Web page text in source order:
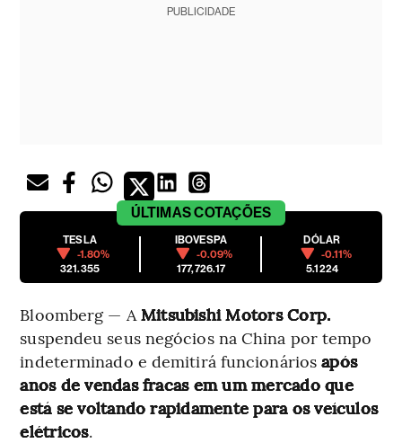
PUBLICIDADE
ÚLTIMASCOTAÇÕES
TESLA
-1.80%
321.355
IBOVESPA
-0.09%
177,726.17
DÓLAR
-0.11%
5.1224
Bloomberg — A Mitsubishi Motors Corp.
suspendeu seus negócios na China por tempo
indeterminado e demitirá funcionáriosapós
anos de vendas fracas em um mercado que
está se voltando rapidamente para os veículos
elétricos.